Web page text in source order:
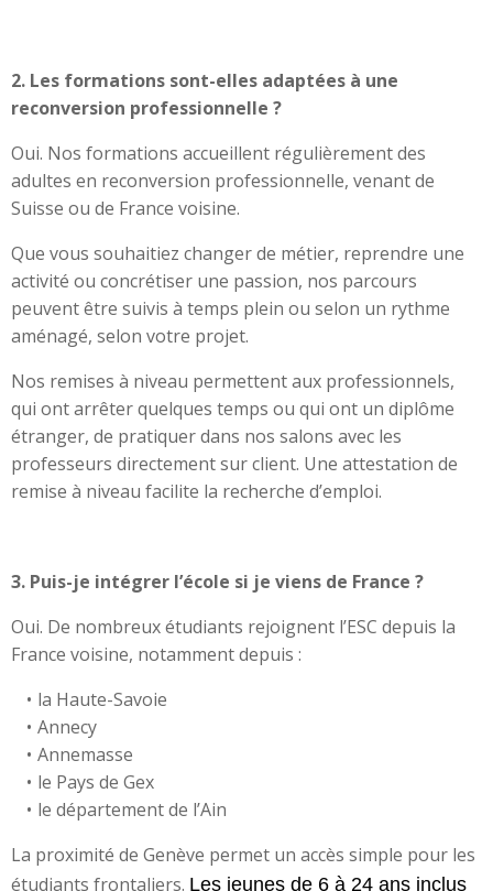
2. Les formations sont-elles adaptées à une
reconversion professionnelle ?
Oui. Nos formations accueillent régulièrement des
adultes en reconversion professionnelle, venant de
Suisse ou de France voisine.
Que vous souhaitiez changer de métier, reprendre une
activité ou concrétiser une passion, nos parcours
peuvent être suivis à temps plein ou selon un rythme
aménagé, selon votre projet.
Nos remises à niveau permettent aux professionnels,
qui ont arrêter quelques temps ou qui ont un diplôme
étranger, de pratiquer dans nos salons avec les
professeurs directement sur client. Une attestation de
remise à niveau facilite la recherche d’emploi.
3. Puis-je intégrer l’école si je viens de France ?
Oui. De nombreux étudiants rejoignent l’ESC depuis la
France voisine, notamment depuis :
la Haute-Savoie
Annecy
Annemasse
le Pays de Gex
le département de l’Ain
La proximité de Genève permet un accès simple pour les
étudiants frontaliers. Les jeunes de 6 à 24 ans inclus